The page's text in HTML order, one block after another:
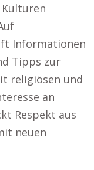
Informationen
Tipps zur
religiösen und
an
Respekt aus
neuen